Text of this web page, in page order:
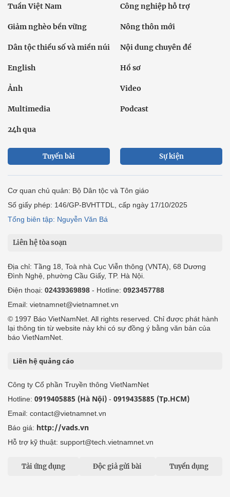
Tuần Việt Nam Công nghiệp hỗ trợ
Giảm nghèo bền vững Nông thôn mới
Dân tộc thiểu số và miền núi Nội dung chuyên đề
English Hồ sơ
Ảnh Video
Multimedia Podcast
24h qua
Tuyến bài Sự kiện
Cơ quan chủ quản: Bộ Dân tộc và Tôn giáo
Số giấy phép: 146/GP-BVHTTDL, cấp ngày 17/10/2025
Tổng biên tập: Nguyễn Văn Bá
Liên hệ tòa soạn
Địa chỉ: Tầng 18, Toà nhà Cục Viễn thông (VNTA), 68 Dương
Đình Nghệ, phường Cầu Giấy, TP. Hà Nội.
Điện thoại: 02439369898 - Hotline: 0923457788
Email: vietnamnet@vietnamnet.vn
© 1997 Báo VietNamNet. All rights reserved. Chỉ được phát hành
lại thông tin từ website này khi có sự đồng ý bằng văn bản của
báo VietNamNet.
Liên hệ quảng cáo
Công ty Cổ phần Truyền thông VietNamNet
Hotline: 0919405885 (Hà Nội) - 0919435885 (Tp.HCM)
Email: contact@vietnamnet.vn
Báo giá: http://vads.vn
Hỗ trợ kỹ thuật: support@tech.vietnamnet.vn
Tải ứng dụng Độc giả gửi bài Tuyển dụng